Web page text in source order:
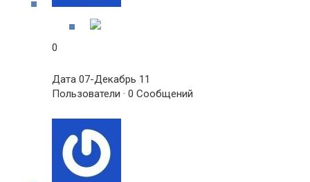
0
Дата 07-Декабрь 11
Пользователи · 0 Сообщений